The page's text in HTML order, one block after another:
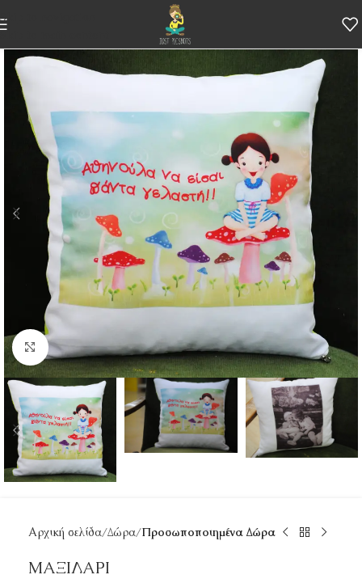
Skip to navigation
Skip to main content
Κάντε κλικ για μεγέθυνση
Αρχική σελίδα Δώρα Προσωποποιημένα Δώρα
ΜΑΞΙΛΑΡΙ